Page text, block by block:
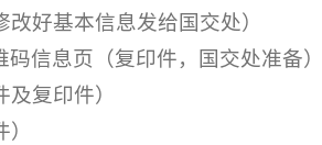
好基本信息发给国交处）
信息页（复印件，国交处准备）
复印件）